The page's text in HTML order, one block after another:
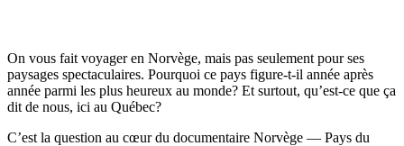
On vous fait voyager en Norvège, mais pas seulement pour ses
paysages spectaculaires. Pourquoi ce pays figure-t-il année après
année parmi les plus heureux au monde? Et surtout, qu’est-ce que ça
dit de nous, ici au Québec?
C’est la question au cœur du documentaire Norvège — Pays du